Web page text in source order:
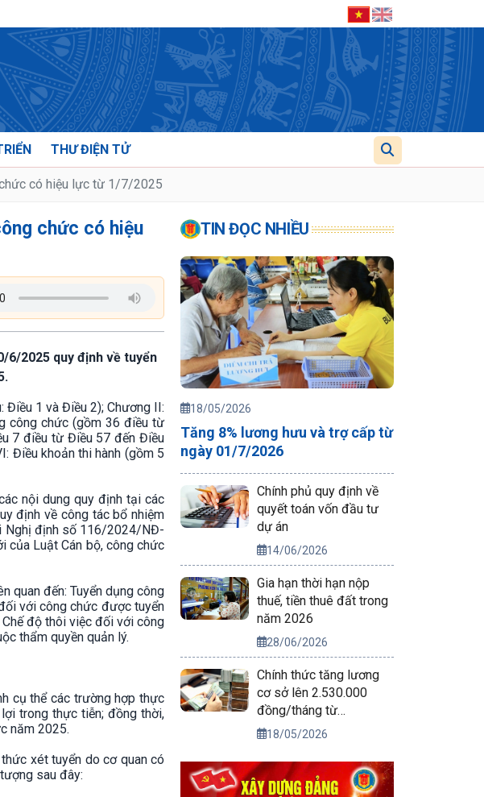
THƯ ĐIỆN TỬ
có hiệu lực từ 1/7/2025
chức có hiệu
6/2025 quy định về tuyển
Điều 1 và Điều 2); Chương II:
công chức (gồm 36 điều từ
7 điều từ Điều 57 đến Điều
Điều khoản thi hành (gồm 5
nội dung quy định tại các
định về công tác bổ nhiệm
Nghị định số 116/2024/NĐ-
của Luật Cán bộ, công chức
quan đến: Tuyển dụng công
với công chức được tuyển
độ thôi việc đối với công
thẩm quyền quản lý.
cụ thể các trường hợp thực
trong thực tiễn; đồng thời,
năm 2025.
xét tuyển do cơ quan có
sau đây:
TIN ĐỌC NHIỀU
18/05/2026
Tăng 8% lương hưu và trợ cấp từ
ngày 01/7/2026
Chính phủ quy định về
quyết toán vốn đầu tư
dự án
14/06/2026
Gia hạn thời hạn nộp
thuế, tiền thuê đất trong
năm 2026
28/06/2026
Chính thức tăng lương
cơ sở lên 2.530.000
đồng/tháng từ
01/7/2026
18/05/2026